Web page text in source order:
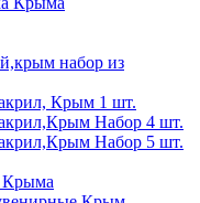
набор из
Крым 1 шт.
Набор 4 шт.
Набор 5 шт.
Крыма